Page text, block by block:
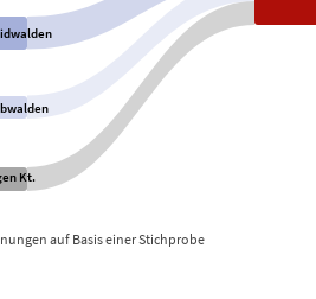
auf Basis einer Stichprobe
Kt.